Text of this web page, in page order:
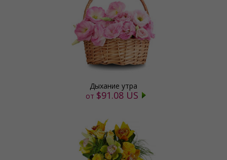
Дыхание утра
от $91.08 US